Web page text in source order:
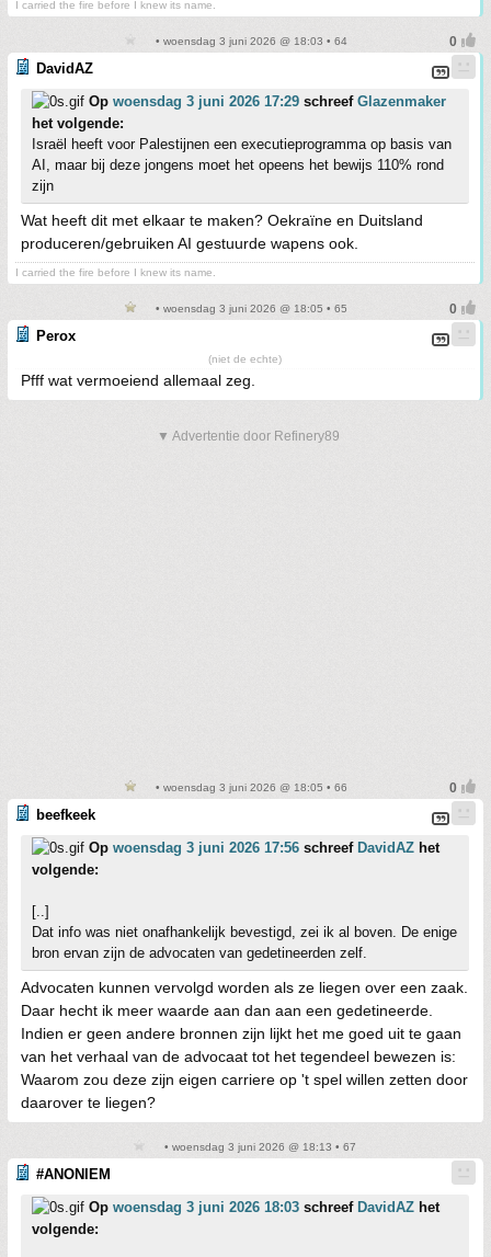
I carried the fire before I knew its name.
• woensdag 3 juni 2026 @ 18:03 • 64
DavidAZ
Op woensdag 3 juni 2026 17:29 schreef Glazenmaker
het volgende:
Israël heeft voor Palestijnen een executieprogramma op basis van
AI, maar bij deze jongens moet het opeens het bewijs 110% rond
zijn
Wat heeft dit met elkaar te maken? Oekraïne en Duitsland
produceren/gebruiken AI gestuurde wapens ook.
I carried the fire before I knew its name.
• woensdag 3 juni 2026 @ 18:05 • 65
Perox
(niet de echte)
Pfff wat vermoeiend allemaal zeg.
▼ Advertentie door Refinery89
• woensdag 3 juni 2026 @ 18:05 • 66
beefkeek
Op woensdag 3 juni 2026 17:56 schreef DavidAZ het
volgende:
[..]
Dat info was niet onafhankelijk bevestigd, zei ik al boven. De enige
bron ervan zijn de advocaten van gedetineerden zelf.
Advocaten kunnen vervolgd worden als ze liegen over een zaak.
Daar hecht ik meer waarde aan dan aan een gedetineerde.
Indien er geen andere bronnen zijn lijkt het me goed uit te gaan
van het verhaal van de advocaat tot het tegendeel bewezen is:
Waarom zou deze zijn eigen carriere op 't spel willen zetten door
daarover te liegen?
• woensdag 3 juni 2026 @ 18:13 • 67
#ANONIEM
Op woensdag 3 juni 2026 18:03 schreef DavidAZ het
volgende: